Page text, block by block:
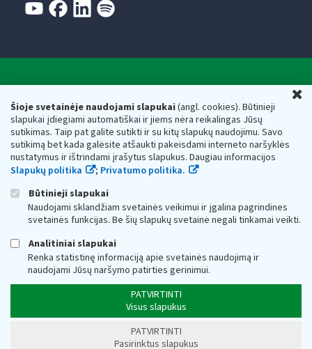
Šioje svetainėje naudojami slapukai(angl. cookies). Būtinieji
slapukai įdiegiami automatiškai ir jiems nėra reikalingas Jūsų
sutikimas. Taip pat galite sutikti ir su kitų slapukų naudojimu. Savo
sutikimą bet kada galėsite atšaukti pakeisdami interneto naršyklės
nustatymus ir ištrindami įrašytus slapukus. Daugiau informacijos
Slapukų politika
; Privatumo politika.
Būtinieji slapukai
Naudojami sklandžiam svetainės veikimui ir įgalina pagrindines
svetainės funkcijas. Be šių slapukų svetainė negali tinkamai veikti.
Analitiniai slapukai
Renka statistinę informaciją apie svetainės naudojimą ir
naudojami Jūsų naršymo patirties gerinimui.
PATVIRTINTI
Visus slapukus
PATVIRTINTI
Pasirinktus slapukus
Valstybinė mokesčių inspekcija prie Lietuvos
Respublikos finansų ministerijos
Biudžetinė įstaiga. Juridinio asmens kodas — 188659752,
adresas: Vasario 16-osios g. 14, 01107 Vilnius, Lietuva, el.paštas:
vmi@vmi.lt, E. pristatymo dėžutės adresas 188659752
Duomenys apie Valstybinę mokesčių inspekciją prie Lietuvos
Respublikos finansų ministerijos kaupiami ir saugomi Juridinių